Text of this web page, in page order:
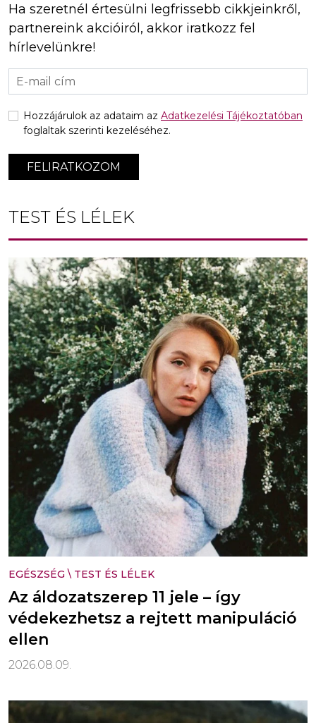
Ha szeretnél értesülni legfrissebb cikkjeinkről,
partnereink akcióiról, akkor iratkozz fel
hírlevelünkre!
FELIRATKOZOM
Hozzájárulok az adataim az Adatkezelési Tájékoztatóban
foglaltak szerinti kezeléséhez.
TEST ÉS LÉLEK
EGÉSZSÉG \ TEST ÉS LÉLEK
Az áldozatszerep 11 jele – így
védekezhetsz a rejtett manipuláció
ellen
2026.08.09.